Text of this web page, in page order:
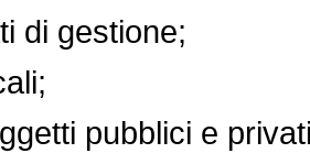
gestione;
pubblici e